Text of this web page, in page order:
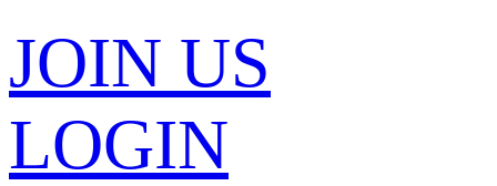
JOIN US
LOGIN